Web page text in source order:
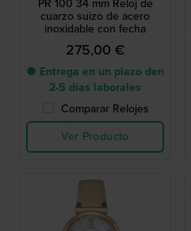
PR 100 34 mm Reloj de
cuarzo suizo de acero
inoxidable con fecha
275,00 €
● Entrega en un plazo den
2-5 días laborales
Comparar Relojes
Ver Producto